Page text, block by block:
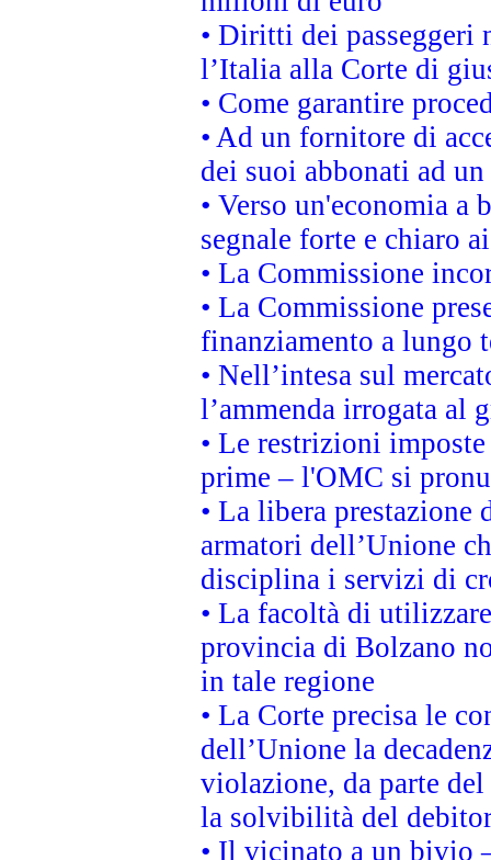
• Diritti dei passeggeri
l’Italia alla Corte di
• Come garantire
• Ad un fornitore di
dei suoi abbonati ad
• Verso un'economia
segnale forte e chiaro
• La Commissione
• La Commissione
finanziamento a lungo
• Nell’intesa sul
l’ammenda irrogata al
• Le restrizioni
prime – l'OMC si
• La libera
armatori dell’Unione
disciplina i servizi di
• La facoltà di
provincia di Bolzano
in tale regione
• La Corte precisa le
dell’Unione la
violazione, da parte
la solvibilità del
• Il vicinato a un bivio